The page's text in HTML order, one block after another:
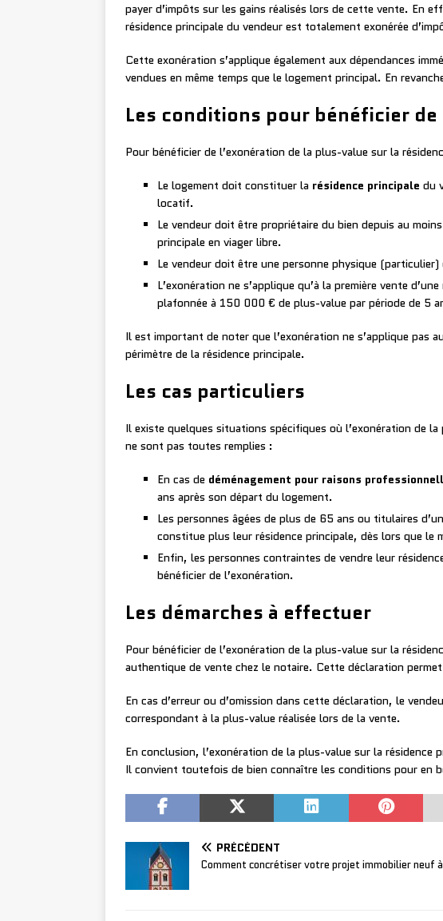
payer d’impôts sur les gains réalisés lors de cette vente. En
résidence principale du vendeur est totalement exonérée
Cette exonération s’applique également aux dépendances
vendues en même temps que le logement principal. En
Les conditions pour bénéficier de
Pour bénéficier de l’exonération de la plus-value sur la
Le logement doit constituer la résidence principale du
locatif.
Le vendeur doit être propriétaire du bien depuis au
principale en viager libre.
Le vendeur doit être une personne physique
L’exonération ne s’applique qu’à la première vente
plafonnée à 150 000 € de plus-value par période de 5
Il est important de noter que l’exonération ne s’applique pas
périmètre de la résidence principale.
Les cas particuliers
Il existe quelques situations spécifiques où l’exonération de
ne sont pas toutes remplies :
En cas de déménagement pour raisons
ans après son départ du logement.
Les personnes âgées de plus de 65 ans ou titulaires
constitue plus leur résidence principale, dès lors que le
Enfin, les personnes contraintes de vendre leur
bénéficier de l’exonération.
Les démarches à effectuer
Pour bénéficier de l’exonération de la plus-value sur la
authentique de vente chez le notaire. Cette déclaration
En cas d’erreur ou d’omission dans cette déclaration, le
correspondant à la plus-value réalisée lors de la vente.
En conclusion, l’exonération de la plus-value sur la
Il convient toutefois de bien connaître les conditions pour en
PRÉCÉDENT
Comment concrétiser votre projet immobilier neuf